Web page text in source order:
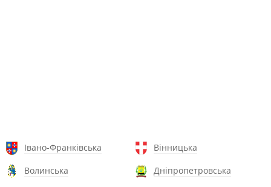
Івано-Франківська
Вінницька
Волинська
Дніпропетровська